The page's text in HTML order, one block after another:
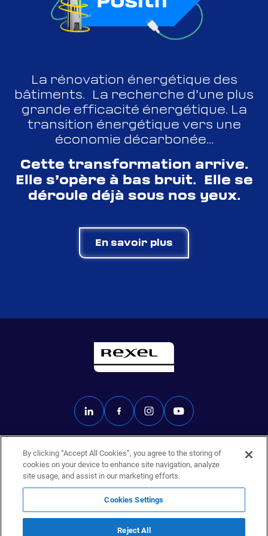
La rénovation énergétique des
bâtiments. La recherche d’une plus
grande efficacité énergétique. La
transition énergétique vers une
économie décarbonée...
Cette transformation arrive.
Elle s’opère à bas bruit. Elle se
déroule déjà sous nos yeux.
En savoir plus
Rexel.fr
Données personnelles
Mentions légales
Politique de sécurité
présent dans les e-mails qui vous sont
adressés.
Accéder au site
pourrez vous désabonner à tout moment
grâce au lien présent dans les e-mails qui vous
seront adressés.
Accéder au site
By clicking “Accept All Cookies”, you agree to the storing of
cookies on your device to enhance site navigation, analyze
site usage, and assist in our marketing efforts.
Cookies Settings
Reject All